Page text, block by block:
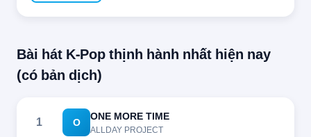
Bài hát K-Pop thịnh hành nhất hiện nay
(có bản dịch)
1 O ONE MORE TIME
ALLDAY PROJECT